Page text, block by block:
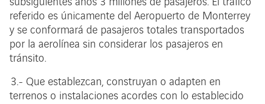
subsiguientes años 3 millones de pasajeros. El tráfico
referido es únicamente del Aeropuerto de Monterrey
y se conformará de pasajeros totales transportados
por la aerolínea sin considerar los pasajeros en
tránsito.
3.- Que establezcan, construyan o adapten en
terrenos o instalaciones acordes con lo establecido